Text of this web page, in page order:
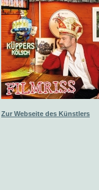
Zur Webseite des Künstlers